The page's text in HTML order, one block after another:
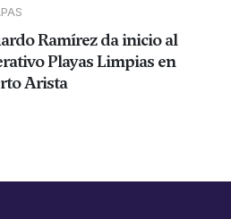
Ramírez da inicio al
Playas Limpias en
Arista